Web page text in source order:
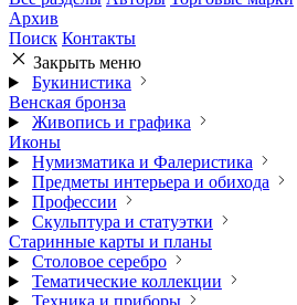
Архив
Поиск Контакты
Закрыть меню
Букинистика
Венская бронза
Живопись и графика
Иконы
Нумизматика и Фалеристика
Предметы интерьера и обихода
Профессии
Скульптура и статуэтки
Старинные карты и планы
Столовое серебро
Тематические коллекции
Техника и приборы